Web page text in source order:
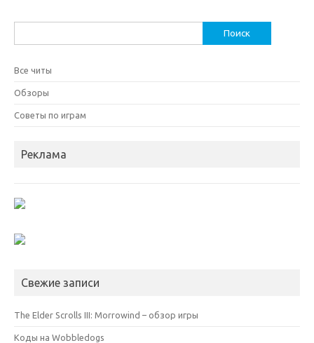
Все читы
Обзоры
Советы по играм
Реклама
Свежие записи
The Elder Scrolls III: Morrowind – обзор игры
Коды на Wobbledogs